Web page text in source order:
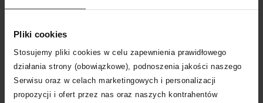
Pliki cookies
Stosujemy pliki cookies w celu zapewnienia prawidłowego
działania strony (obowiązkowe), podnoszenia jakości naszego
Serwisu oraz w celach marketingowych i personalizacji
propozycji i ofert przez nas oraz naszych kontrahentów
14 dni na zwrot towaru
+42 punktów zyskujesz w Klubie Korzyści